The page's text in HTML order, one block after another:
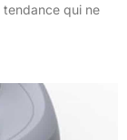
tendance qui ne